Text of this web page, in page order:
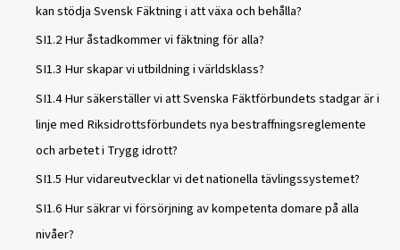
kan stödja Svensk Fäktning i att växa och behålla?
SI1.2 Hur åstadkommer vi fäktning för alla?
SI1.3 Hur skapar vi utbildning i världsklass?
SI1.4 Hur säkerställer vi att Svenska Fäktförbundets stadgar är i
linje med Riksidrottsförbundets nya bestraffningsreglemente
och arbetet i Trygg idrott?
SI1.5 Hur vidareutvecklar vi det nationella tävlingssystemet?
SI1.6 Hur säkrar vi försörjning av kompetenta domare på alla
nivåer?